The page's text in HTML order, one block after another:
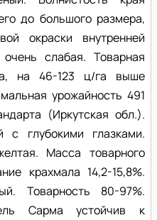
до большого размера,
окраски внутренней
слабая. Товарная
на 46-123 ц/га выше
урожайность 491
(Иркутская обл.).
с глубокими глазками.
Масса товарного
крахмала 14,2-15,8%.
Товарность 80-97%.
Сарма устойчив к